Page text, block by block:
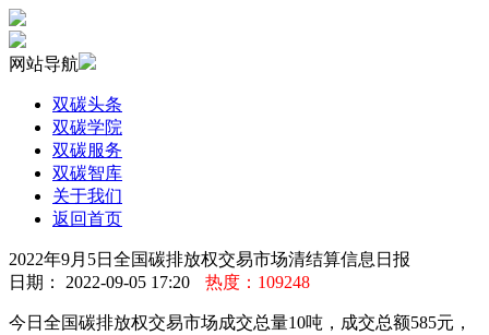
网站导航
双碳头条
双碳学院
双碳服务
双碳智库
关于我们
返回首页
2022年9月5日全国碳排放权交易市场清结算信息日报
日期： 2022-09-05 17:20
热度：109248
今日全国碳排放权交易市场成交总量10吨，成交总额585元，